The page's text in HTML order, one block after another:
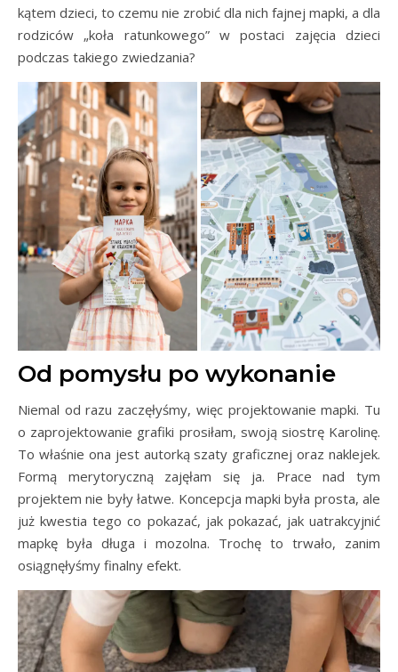
kątem dzieci, to czemu nie zrobić dla nich fajnej mapki, a dla
rodziców „koła ratunkowego” w postaci zajęcia dzieci
podczas takiego zwiedzania?
Od pomysłu po wykonanie
Niemal od razu zaczęłyśmy, więc projektowanie mapki. Tu
o zaprojektowanie grafiki prosiłam, swoją siostrę Karolinę.
To właśnie ona jest autorką szaty graficznej oraz naklejek.
Formą merytoryczną zajęłam się ja. Prace nad tym
projektem nie były łatwe. Koncepcja mapki była prosta, ale
już kwestia tego co pokazać, jak pokazać, jak uatrakcyjnić
mapkę była długa i mozolna. Trochę to trwało, zanim
osiągnęłyśmy finalny efekt.